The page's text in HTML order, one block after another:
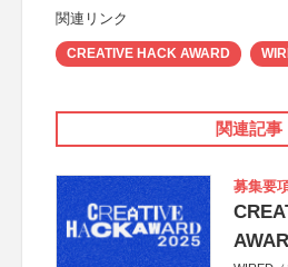
関連リンク
CREATIVE HACK AWARD
関連記事
募集要